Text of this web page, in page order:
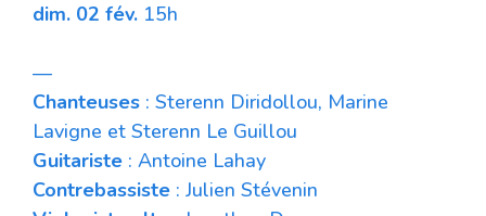
dim. 02 fév. 15h
—
Chanteuses : Sterenn Diridollou, Marine
Lavigne et Sterenn Le Guillou
Guitariste : Antoine Lahay
Contrebassiste : Julien Stévenin